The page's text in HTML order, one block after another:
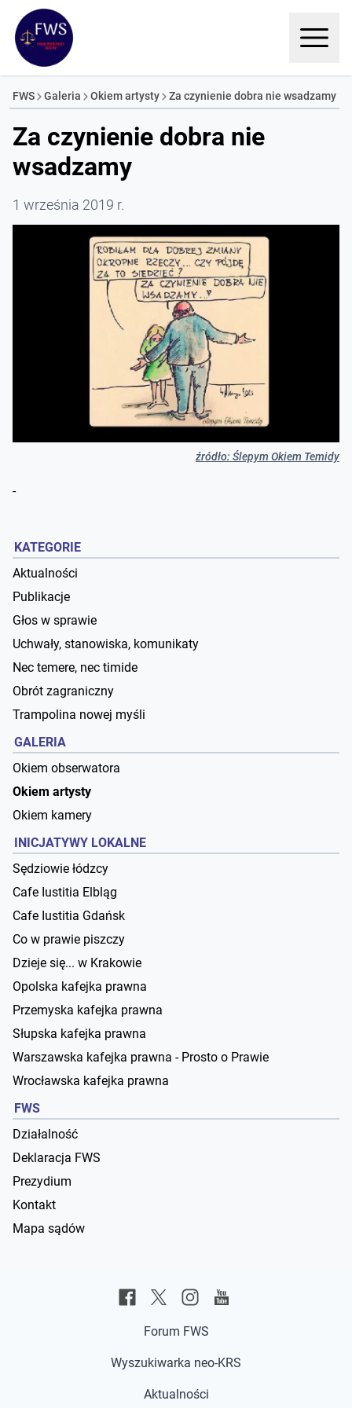
FWS Galeria Okiem artysty Za czynienie dobra nie wsadzamy
Za czynienie dobra nie
wsadzamy
1 września 2019 r.
źródło: Ślepym Okiem Temidy
-
KATEGORIE
Aktualności
Publikacje
Głos w sprawie
Uchwały, stanowiska, komunikaty
Nec temere, nec timide
Obrót zagraniczny
Trampolina nowej myśli
GALERIA
Okiem obserwatora
Okiem artysty
Okiem kamery
INICJATYWY LOKALNE
Sędziowie łódzcy
Cafe Iustitia Elbląg
Cafe Iustitia Gdańsk
Co w prawie piszczy
Dzieje się... w Krakowie
Opolska kafejka prawna
Przemyska kafejka prawna
Słupska kafejka prawna
Warszawska kafejka prawna - Prosto o Prawie
Wrocławska kafejka prawna
FWS
Działalność
Deklaracja FWS
Prezydium
Kontakt
Mapa sądów
Forum FWS
Wyszukiwarka neo-KRS
Aktualności